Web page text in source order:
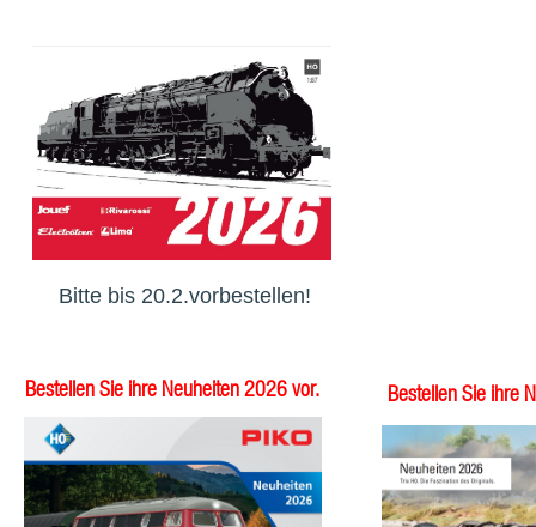
Bitte bis 20.2.vorbestellen!
Bestellen Sie ihre Neuheiten 2026 vor. Bestellen Sie ihre